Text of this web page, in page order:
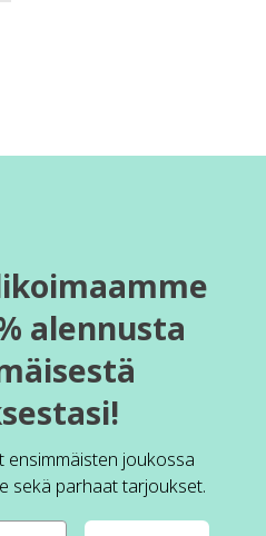
alennusta
ensimmäisten joukossa
sekä parhaat tarjoukset.